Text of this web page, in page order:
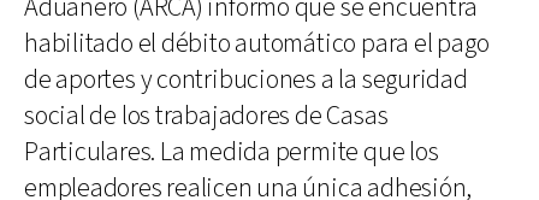
Aduanero (ARCA) informó que se encuentra
habilitado el débito automático para el pago
de aportes y contribuciones a la seguridad
social de los trabajadores de Casas
Particulares. La medida permite que los
empleadores realicen una única adhesión,